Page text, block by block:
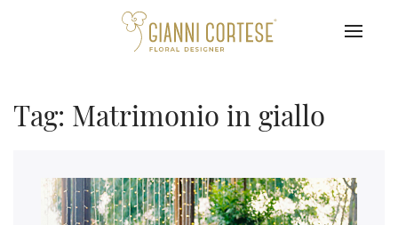
Tag: Matrimonio in giallo